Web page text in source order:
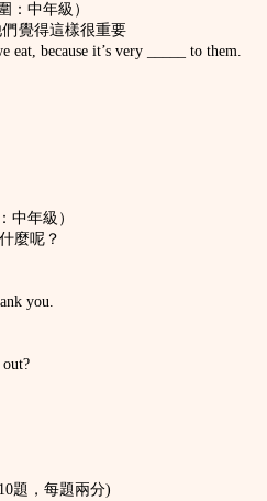
：中年級）
覺得這樣很重要
eat, because it’s very _____ to them.
中年級）
麼呢？
you.
題，每題兩分)